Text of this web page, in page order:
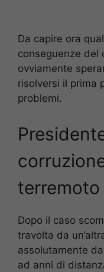
Da capire ora
conseguenze del
ovviamente
risolversi il prima
problemi.
terremoto
Dopo il caso
travolta da
assolutamente
ad anni di